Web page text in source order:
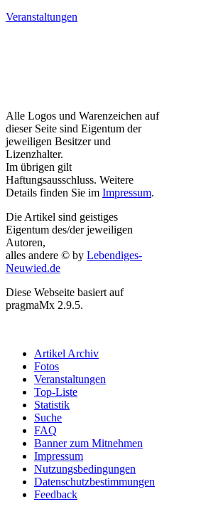
Veranstaltungen
Alle Logos und Warenzeichen auf
dieser Seite sind Eigentum der
jeweiligen Besitzer und
Lizenzhalter.
Im übrigen gilt
Haftungsausschluss. Weitere
Details finden Sie im Impressum.
Die Artikel sind geistiges
Eigentum des/der jeweiligen
Autoren,
alles andere © by Lebendiges-
Neuwied.de
Diese Webseite basiert auf
pragmaMx 2.9.5.
Artikel Archiv
Fotos
Veranstaltungen
Top-Liste
Statistik
Suche
FAQ
Banner zum Mitnehmen
Impressum
Nutzungsbedingungen
Datenschutzbestimmungen
Feedback